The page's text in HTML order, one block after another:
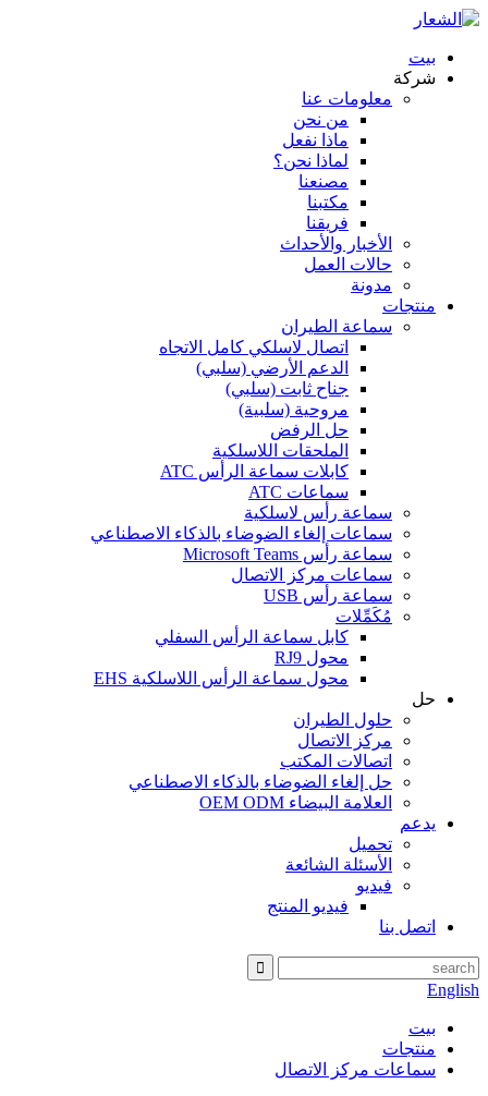
بيت
شركة
معلومات عنا
من نحن
ماذا نفعل
لماذا نحن؟
مصنعنا
مكتبنا
فريقنا
الأخبار والأحداث
حالات العمل
مدونة
منتجات
سماعة الطيران
اتصال لاسلكي كامل الاتجاه
الدعم الأرضي (سلبي)
جناح ثابت (سلبي)
مروحية (سلبية)
حل الرفض
الملحقات اللاسلكية
كابلات سماعة الرأس ATC
سماعات ATC
سماعة رأس لاسلكية
سماعات إلغاء الضوضاء بالذكاء الاصطناعي
سماعة رأس Microsoft Teams
سماعات مركز الاتصال
سماعة رأس USB
مُكَمِّلات
كابل سماعة الرأس السفلي
محول RJ9
محول سماعة الرأس اللاسلكية EHS
حل
حلول الطيران
مركز الاتصال
اتصالات المكتب
حل إلغاء الضوضاء بالذكاء الاصطناعي
العلامة البيضاء OEM ODM
يدعم
تحميل
الأسئلة الشائعة
فيديو
فيديو المنتج
اتصل بنا
English
بيت
منتجات
سماعات مركز الاتصال